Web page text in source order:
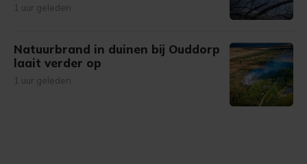
1 uur geleden
Natuurbrand in duinen bij Ouddorp
laait verder op
1 uur geleden